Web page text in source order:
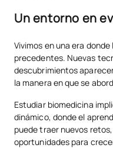
Un entorno en
Vivimos en una era
precedentes. Nuevas
descubrimientos
la manera en que se
Estudiar biomedicina
dinámico, donde el
puede traer nuevos
oportunidades para